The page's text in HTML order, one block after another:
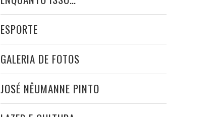
ESPORTE
GALERIA DE FOTOS
JOSÉ NÊUMANNE PINTO